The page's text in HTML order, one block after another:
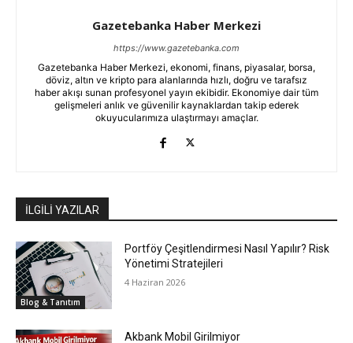
Gazetebanka Haber Merkezi
https://www.gazetebanka.com
Gazetebanka Haber Merkezi, ekonomi, finans, piyasalar, borsa,
döviz, altın ve kripto para alanlarında hızlı, doğru ve tarafsız
haber akışı sunan profesyonel yayın ekibidir. Ekonomiye dair tüm
gelişmeleri anlık ve güvenilir kaynaklardan takip ederek
okuyucularımıza ulaştırmayı amaçlar.
İLGİLİ YAZILAR
Blog & Tanıtım
Portföy Çeşitlendirmesi Nasıl Yapılır? Risk
Yönetimi Stratejileri
4 Haziran 2026
Akbank Mobil Girilmiyor